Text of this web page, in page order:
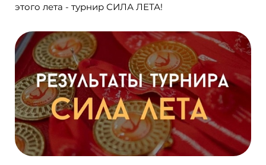
этого лета - турнир СИЛА ЛЕТА!